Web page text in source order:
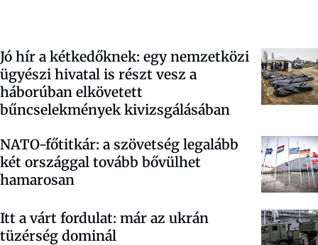
Jó hír a kétkedőknek: egy nemzetközi
ügyészi hivatal is részt vesz a
háborúban elkövetett
bűncselekmények kivizsgálásában
NATO-főtitkár: a szövetség legalább
két országgal tovább bővülhet
hamarosan
Itt a várt fordulat: már az ukrán
tüzérség dominál